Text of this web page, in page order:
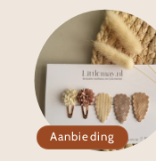
Aanbieding